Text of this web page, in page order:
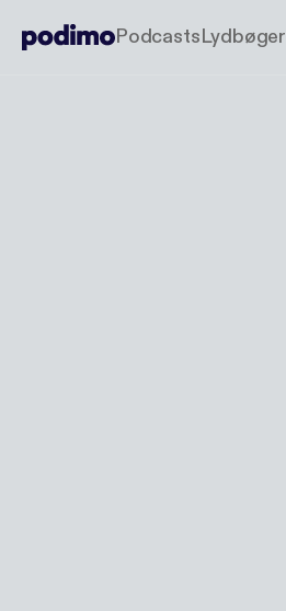
PodcastsLydbøger